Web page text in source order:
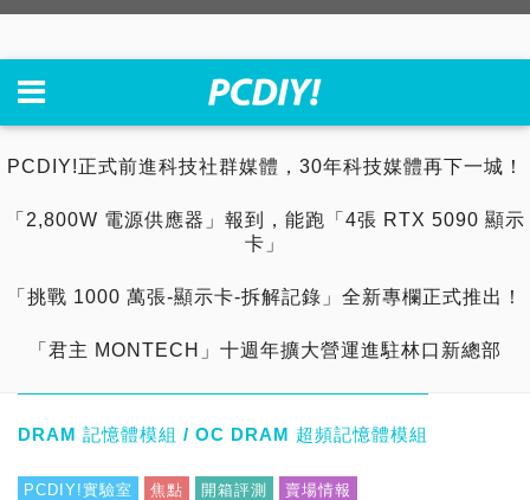
PCDIY!正式前進科技社群媒體，30年科技媒體再下一城！
「2,800W 電源供應器」報到，能跑「4張 RTX 5090 顯示
卡」
「挑戰 1000 萬張-顯示卡-拆解記錄」全新專欄正式推出！
「君主 MONTECH」十週年擴大營運進駐林口新總部
DRAM 記憶體模組 / OC DRAM 超頻記憶體模組
PCDIY!實驗室 焦點 開箱評測 賣場情報